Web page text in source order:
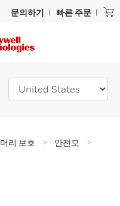
문의하기 빠른 주문
머리 보호
안전모